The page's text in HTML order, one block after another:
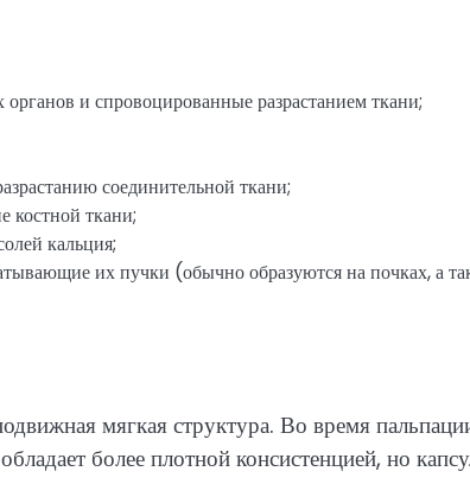
и спровоцированные разрастанием ткани;
соединительной ткани;
костной ткани;
кальция;
их пучки (обычно образуются на почках, а
мягкая структура. Во время
более плотной консистенцией, но